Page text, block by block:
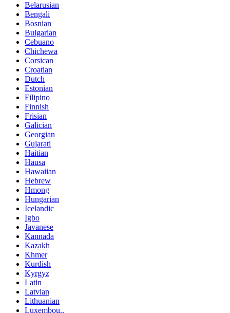
Belarusian
Bengali
Bosnian
Bulgarian
Cebuano
Chichewa
Corsican
Croatian
Dutch
Estonian
Filipino
Finnish
Frisian
Galician
Georgian
Gujarati
Haitian
Hausa
Hawaiian
Hebrew
Hmong
Hungarian
Icelandic
Igbo
Javanese
Kannada
Kazakh
Khmer
Kurdish
Kyrgyz
Latin
Latvian
Lithuanian
Luxembou..